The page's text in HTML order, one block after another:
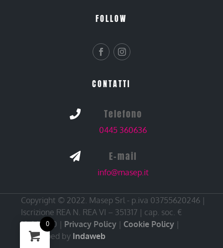
FOLLOW
CONTATTI
 Telefono
0445 360636
 E-mail
info@masep.it
Copyright © 2022. Masep Srl - p.iva 03755620246 |
Iscrizione REA N. REA VI – 351317 | cap. soc. €
10.000,00 | Privacy Policy | Cookie Policy |
Developed by Indaweb
0